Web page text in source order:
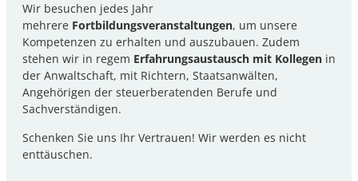
Wir besuchen jedes Jahr
mehrere Fortbildungsveranstaltungen, um unsere
Kompetenzen zu erhalten und auszubauen. Zudem
stehen wir in regem Erfahrungsaustausch mit Kollegen in
der Anwaltschaft, mit Richtern, Staatsanwälten,
Angehörigen der steuerberatenden Berufe und
Sachverständigen.
Schenken Sie uns Ihr Vertrauen! Wir werden es nicht
enttäuschen.